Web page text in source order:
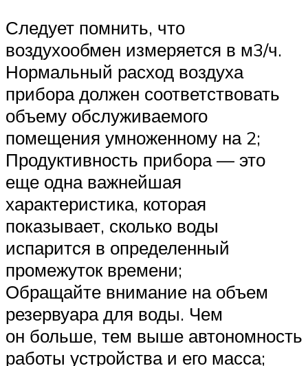
Следует помнить, что
воздухообмен измеряется в м3/ч.
Нормальный расход воздуха
прибора должен соответствовать
объему обслуживаемого
помещения умноженному на 2;
Продуктивность прибора — это
еще одна важнейшая
характеристика, которая
показывает, сколько воды
испарится в определенный
промежуток времени;
Обращайте внимание на объем
резервуара для воды. Чем
он больше, тем выше автономность
работы устройства и его масса;